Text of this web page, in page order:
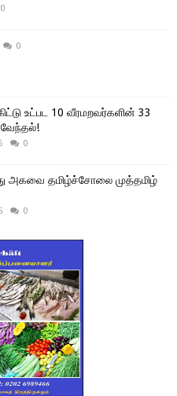
0
0
உட்பட 10 வீரமறவர்களின் 33
0
அகவை தமிழ்ச்சோலை முத்தமிழ்
0